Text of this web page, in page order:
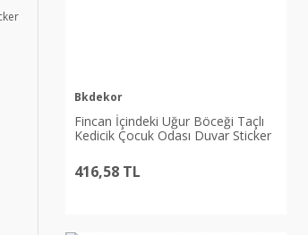
Bkdekor
Fincan İçindeki Uğur Böceği Taçlı
Kedicik Çocuk Odası Duvar Sticker
416,58 TL